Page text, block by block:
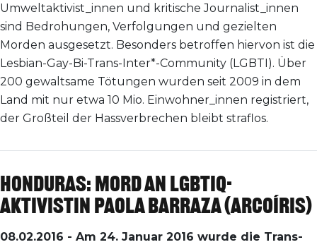
Umweltaktivist_innen und kritische Journalist_innen
sind Bedrohungen, Verfolgungen und gezielten
Morden ausgesetzt. Besonders betroffen hiervon ist die
Lesbian-Gay-Bi-Trans-Inter*-Community (LGBTI). Über
200 gewaltsame Tötungen wurden seit 2009 in dem
Land mit nur etwa 10 Mio. Einwohner_innen registriert,
der Großteil der Hassverbrechen bleibt straflos.
Honduras: Mord an LGBTIQ-
Aktivistin Paola Barraza (Arcoíris)
08.02.2016 - Am 24. Januar 2016 wurde die Trans-